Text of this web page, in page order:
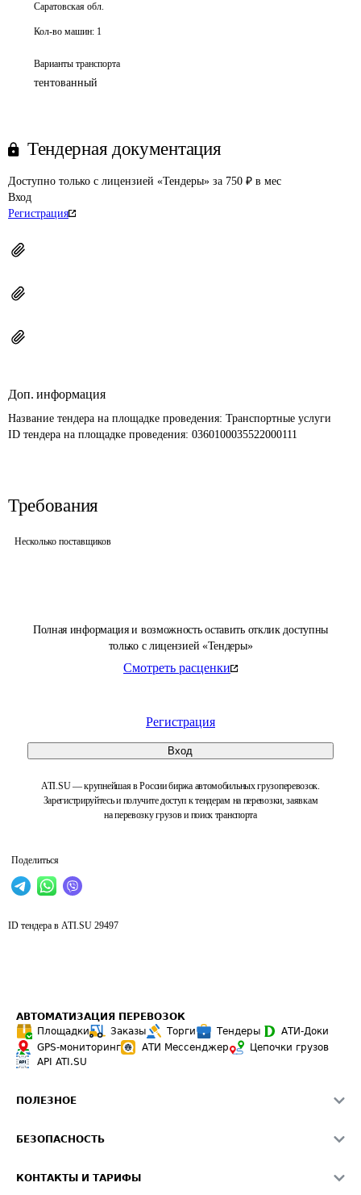
Полная информация и возможность оставить отклик доступны
только с лицензией «Тендеры»
Смотреть расценки
Регистрация
Вход
ATI.SU — крупнейшая в России биржа автомобильных грузоперевозок.
Зарегистрируйтесь и получите доступ к тендерам на перевозки, заявкам
на перевозку грузов и поиск транспорта
Поделиться
Саратовская обл.
Кол-во машин: 1
Варианты транспорта
тентованный
Тендерная документация
Доступно только с лицензией «Тендеры» за 750 ₽ в мес
Вход
Регистрация
Доп. информация
Название тендера на площадке проведения: Транспортные услуги
ID тендера на площадке проведения: 0360100035522000111
Требования
Несколько поставщиков
ID тендера в ATI.SU 29497
АВТОМАТИЗАЦИЯ ПЕРЕВОЗОК
Площадки
Заказы Торги Тендеры
АТИ-Доки
GPS-мониторинг
АТИ Мессенджер
Цепочки грузов
API ATI.SU
ПОЛЕЗНОЕ
Звезды ATI.SU на вашем сайте
БЕЗОПАСНОСТЬ
КОНТАКТЫ И ТАРИФЫ